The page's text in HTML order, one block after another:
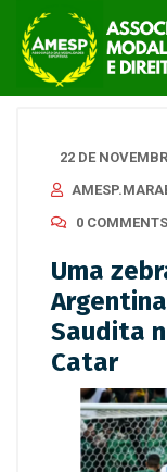
22 DE
0 COMMENTS
Uma
Saudita
Catar